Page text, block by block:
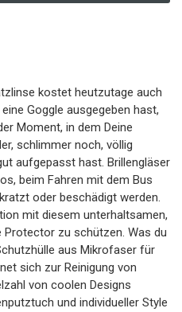
kostet heutzutage auch
Goggle ausgegeben hast,
Moment, in dem Deine
schlimmer noch, völlig
aufgepasst hast. Brillengläser
beim Fahren mit dem Bus
oder beschädigt werden.
mit diesem unterhaltsamen,
Protector zu schützen. Was du
aus Mikrofaser für
sich zur Reinigung von
von coolen Designs
und individueller Style